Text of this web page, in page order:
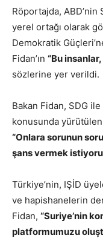
Röportajda, ABD’nin
yerel ortağı olarak
Demokratik
Fidan’ın “Bu
sözlerine yer verildi.
Bakan Fidan, SDG
konusunda
“Onlara sorunun
şans vermek
Türkiye’nin, IŞİD
ve hapishanelerin
Fidan, “Suriye’nin
platformumuzu